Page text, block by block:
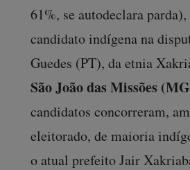
61%, se autodeclara
candidato indígena na
Guedes (PT), da etnia
São João das Missões
candidatos concorreram,
eleitorado, de maioria
o atual prefeito Jair